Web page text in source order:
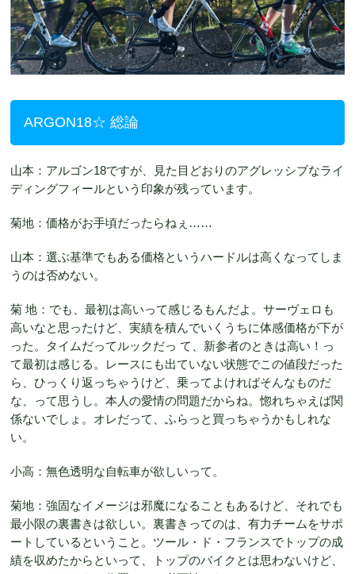
ARGON18☆ 総論
山本：アルゴン18ですが、見た目どおりのアグレッシブなライ
ディングフィールという印象が残っています。
菊地：価格がお手頃だったらねぇ……
山本：選ぶ基準でもある価格というハードルは高くなってしま
うのは否めない。
菊 地：でも、最初は高いって感じるもんだよ。サーヴェロも
高いなと思ったけど、実績を積んでいくうちに体感価格が下が
った。タイムだってルックだっ て、新参者のときは高い！っ
て最初は感じる。レースにも出ていない状態でこの値段だった
ら、ひっくり返っちゃうけど、乗ってよければそんなものだ
な、って思うし。本人の愛情の問題だからね。惚れちゃえば関
係ないでしょ。オレだって、ふらっと買っちゃうかもしれな
い。
小高：無色透明な自転車が欲しいって。
菊地：強固なイメージは邪魔になることもあるけど、それでも
最小限の裏書きは欲しい。裏書きってのは、有力チームをサポ
ートしているということ。ツール・ド・フランスでトップの成
績を収めたからといって、トップのバイクとは思わないけど、